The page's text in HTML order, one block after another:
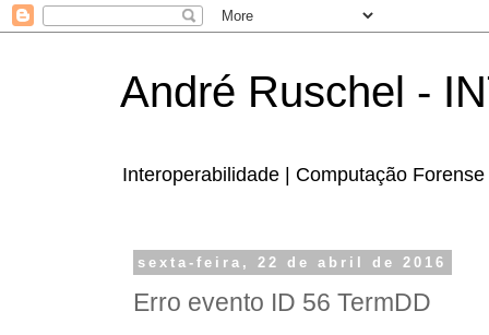
André Ruschel -
Interoperabilidade | Computação
sexta-feira, 22 de abril de 2016
Erro evento ID 56 TermDD